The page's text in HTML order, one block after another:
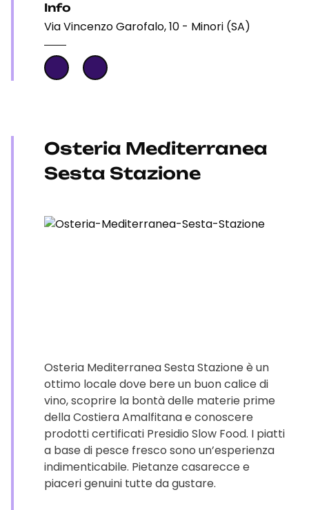
Info
Via Vincenzo Garofalo, 10 - Minori (SA)
Osteria Mediterranea
Sesta Stazione
Osteria Mediterranea Sesta Stazione è un
ottimo locale dove bere un buon calice di
vino, scoprire la bontà delle materie prime
della Costiera Amalfitana e conoscere
prodotti certificati Presidio Slow Food. I piatti
a base di pesce fresco sono un’esperienza
indimenticabile. Pietanze casarecce e
piaceri genuini tutte da gustare.